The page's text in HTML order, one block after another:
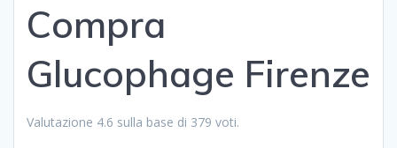
Compra
Glucophage Firenze
Valutazione 4.6 sulla base di 379 voti.